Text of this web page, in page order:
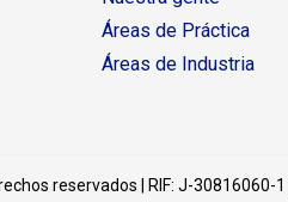
Áreas de Práctica
Áreas de Industria
reservados | RIF: J-30816060-1 |